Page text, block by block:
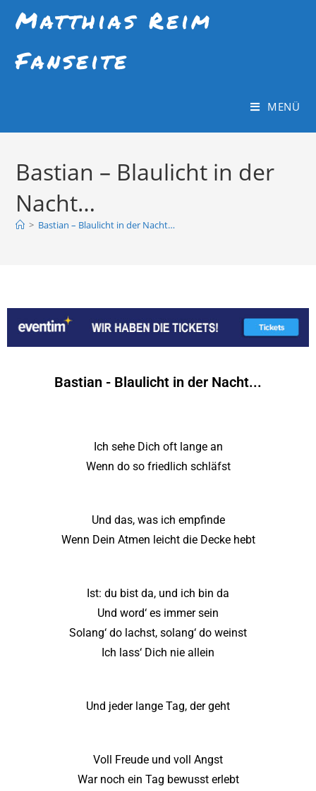
Matthias Reim
Fanseite
MENÜ
Bastian – Blaulicht in der
Nacht…
> Bastian – Blaulicht in der Nacht…
Bastian - Blaulicht in der Nacht...
Ich sehe Dich oft lange an
Wenn do so friedlich schläfst
Und das, was ich empfinde
Wenn Dein Atmen leicht die Decke hebt
Ist: du bist da, und ich bin da
Und word‘ es immer sein
Solang‘ do lachst, solang‘ do weinst
Ich lass‘ Dich nie allein
Und jeder lange Tag, der geht
Voll Freude und voll Angst
War noch ein Tag bewusst erlebt